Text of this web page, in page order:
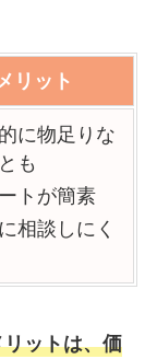
リット
に物足りな
も
トが簡素
相談しにく
ットは、価